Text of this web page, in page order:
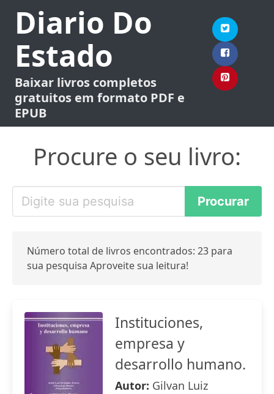
Diario Do
Estado
Baixar livros completos
gratuitos em formato PDF e
EPUB
Procure o seu livro:
Número total de livros encontrados: 23 para
sua pesquisa Aproveite sua leitura!
Instituciones,
empresa y
desarrollo humano.
Autor: Gilvan Luiz